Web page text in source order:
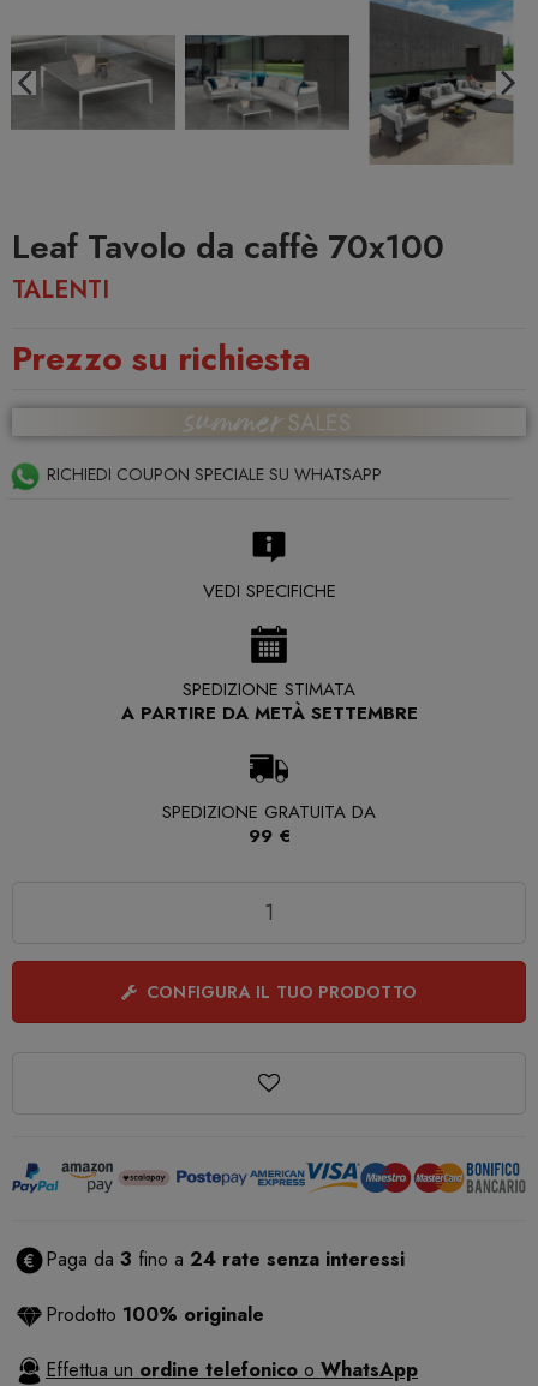
Leaf Tavolo da caffè 70x100
TALENTI
Prezzo su richiesta
RICHIEDI COUPON SPECIALE SU WHATSAPP
VEDI SPECIFICHE
SPEDIZIONE STIMATA
A PARTIRE DA METÀ SETTEMBRE
SPEDIZIONE GRATUITA DA
99 €
CONFIGURA IL TUO PRODOTTO
Paga da 3 fino a 24 rate senza interessi
Prodotto 100% originale
Effettua un ordine telefonico o WhatsApp